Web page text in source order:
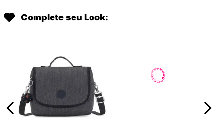
Complete seu Look: